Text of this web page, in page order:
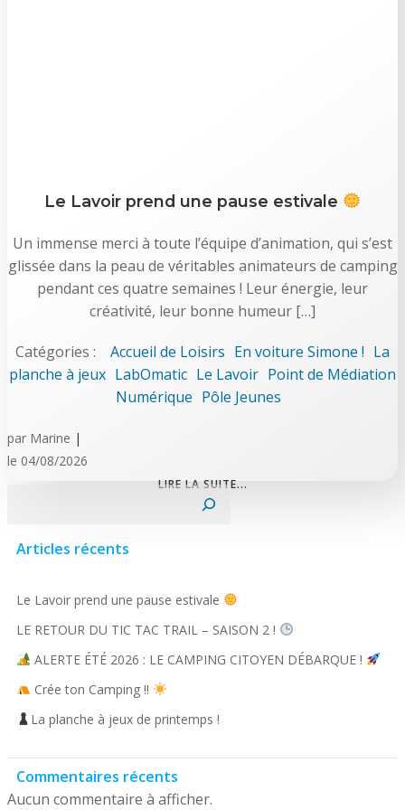
Le Lavoir prend une pause estivale
Un immense merci à toute l’équipe d’animation, qui s’est
glissée dans la peau de véritables animateurs de camping
pendant ces quatre semaines ! Leur énergie, leur
créativité, leur bonne humeur […]
Catégories : Accueil de Loisirs En voiture Simone ! La
planche à jeux LabOmatic Le Lavoir Point de Médiation
Numérique Pôle Jeunes
par Marine |
le 04/08/2026
LIRE LA SUITE...
Articles récents
Le Lavoir prend une pause estivale
LE RETOUR DU TIC TAC TRAIL – SAISON 2 !
ALERTE ÉTÉ 2026 : LE CAMPING CITOYEN DÉBARQUE !
Crée ton Camping !!
La planche à jeux de printemps !
Commentaires récents
Aucun commentaire à afficher.